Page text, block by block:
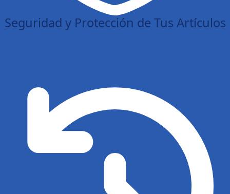
Seguridad y Protección de Tus Artículos